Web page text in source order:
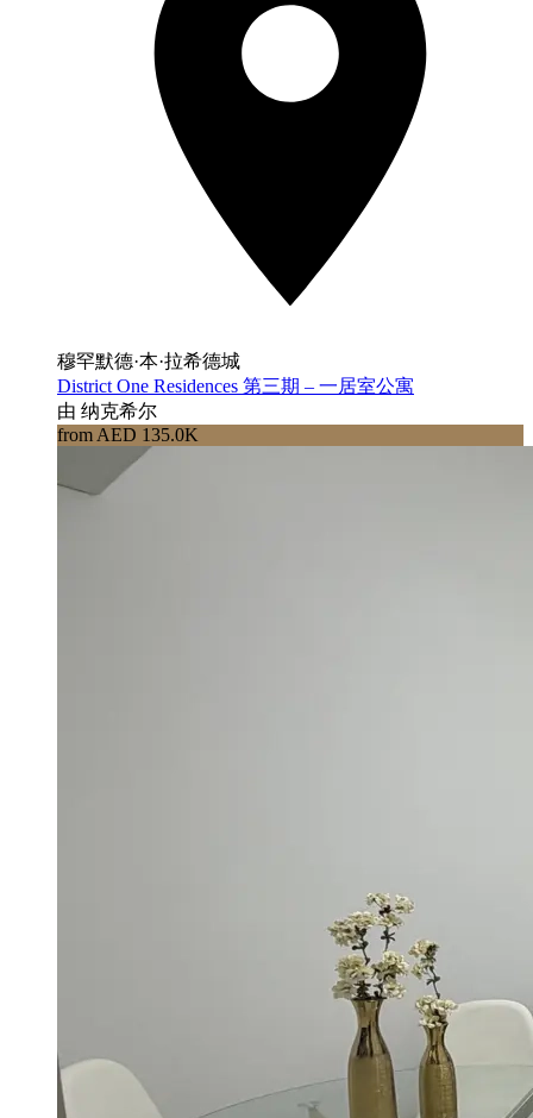
穆罕默德·本·拉希德城
District One Residences 第三期 – 一居室公寓
由 纳克希尔
from AED 135.0K